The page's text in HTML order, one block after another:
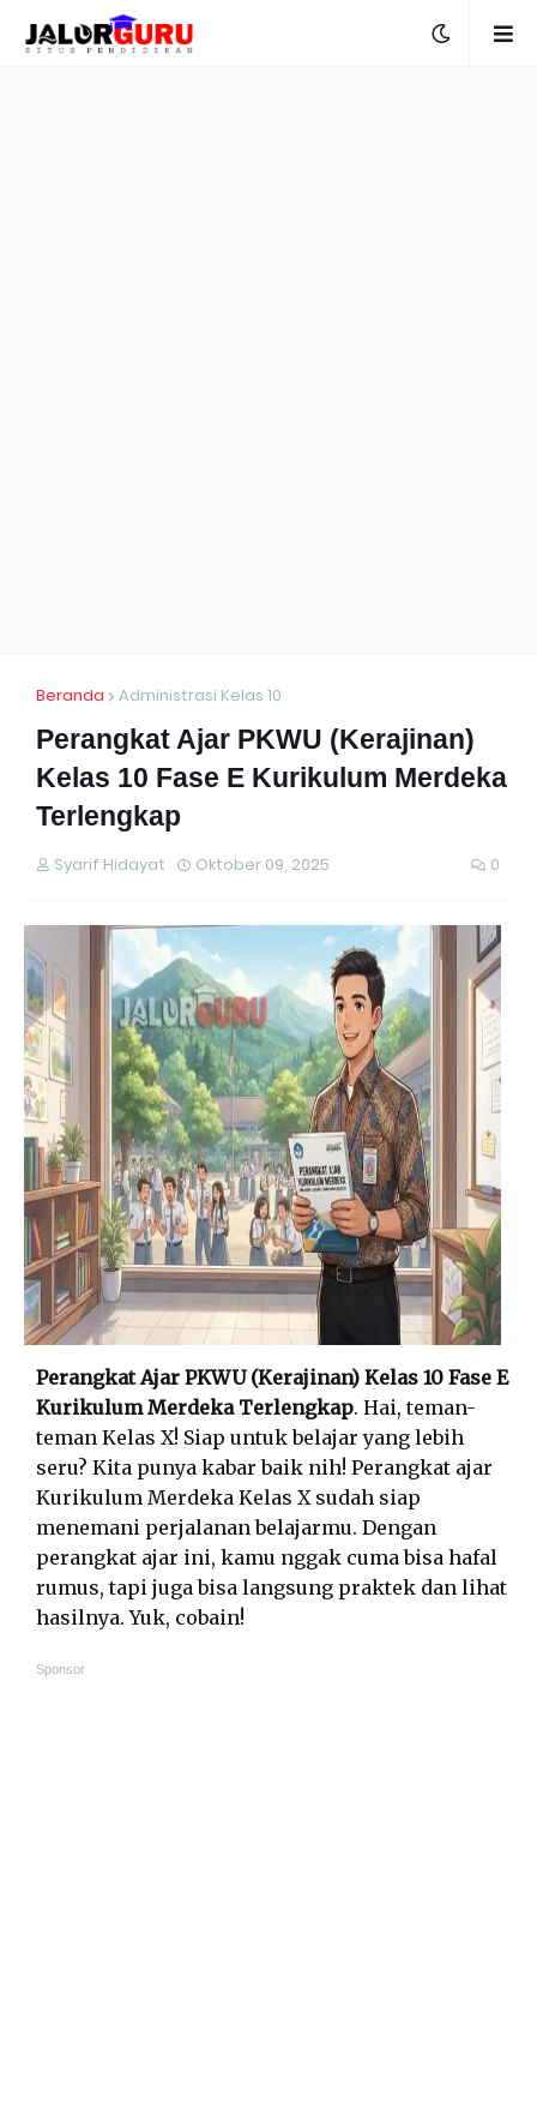
Beranda Administrasi Kelas 10
Perangkat Ajar PKWU (Kerajinan)
Kelas 10 Fase E Kurikulum Merdeka
Terlengkap
Syarif Hidayat Oktober 09, 2025 0
Perangkat Ajar PKWU (Kerajinan) Kelas 10 Fase E
Kurikulum Merdeka Terlengkap. Hai, teman-
teman Kelas X! Siap untuk belajar yang lebih
seru? Kita punya kabar baik nih! Perangkat ajar
Kurikulum Merdeka Kelas X sudah siap
menemani perjalanan belajarmu. Dengan
perangkat ajar ini, kamu nggak cuma bisa hafal
rumus, tapi juga bisa langsung praktek dan lihat
hasilnya. Yuk, cobain!
Sponsor